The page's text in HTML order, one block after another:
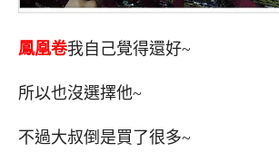
鳳凰卷我自己覺得還好~
所以也沒選擇他~
不過大叔倒是買了很多~